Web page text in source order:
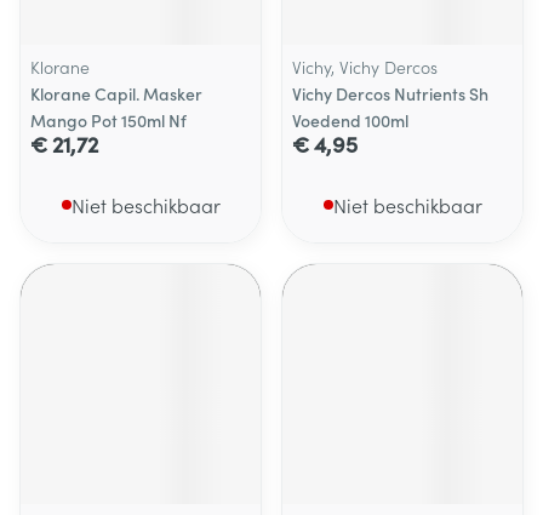
Klorane
Klorane Capil. Masker
Mango Pot 150ml Nf
€ 21,72
Niet beschikbaar
Vichy, Vichy Dercos
Vichy Dercos Nutrients Sh
Voedend 100ml
€ 4,95
Niet beschikbaar